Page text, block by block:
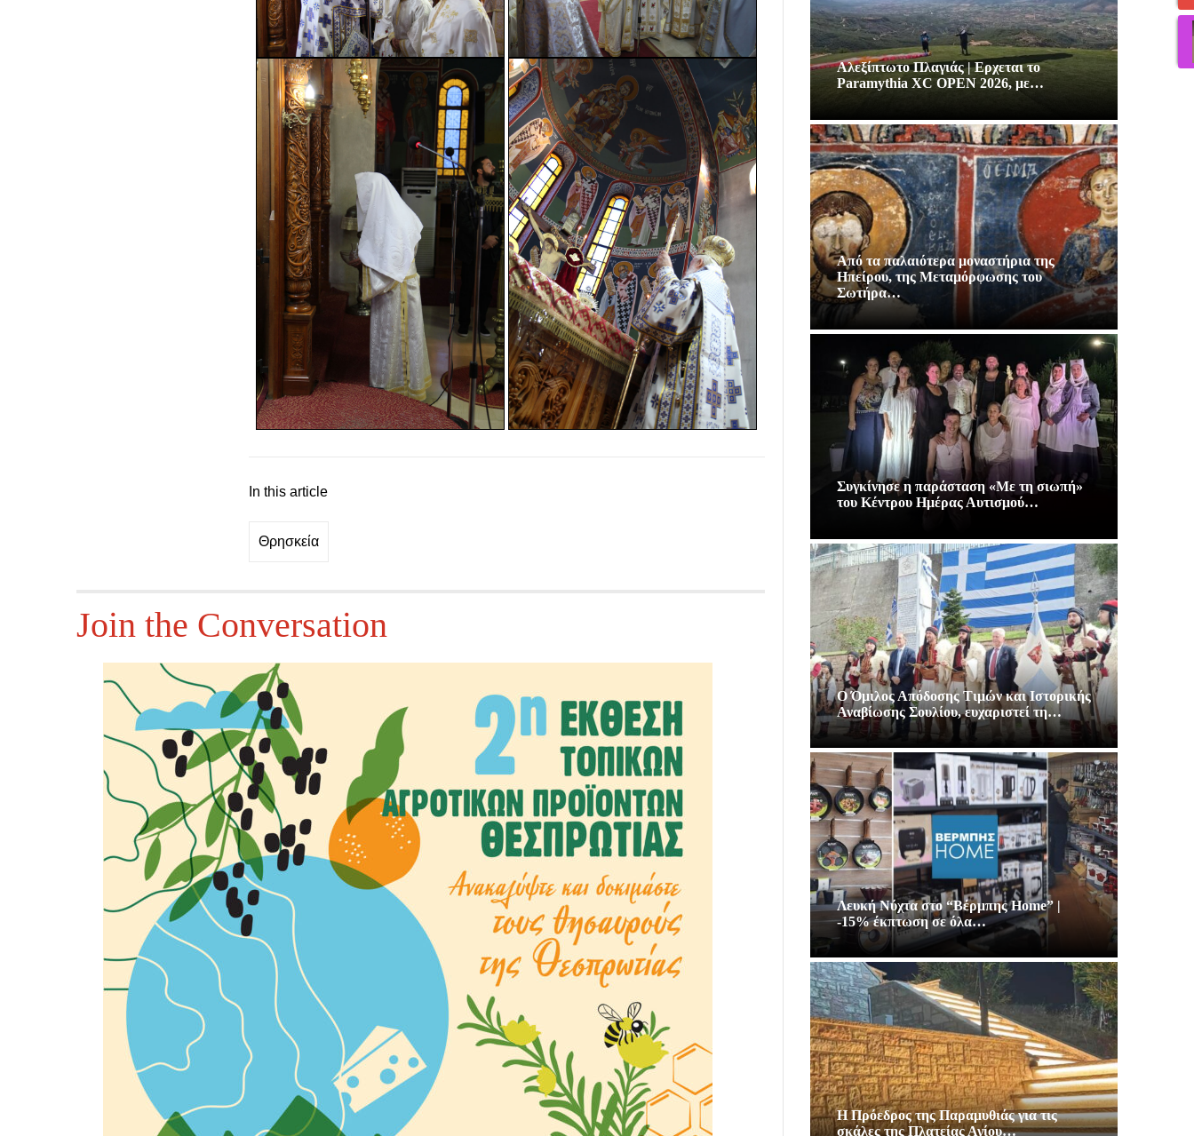
In this article
Θρησκεία
Join the Conversation
Αλεξίπτωτο Πλαγιάς | Ερχεται το
Paramythia XC OPEN 2026, με…
Από τα παλαιότερα μοναστήρια της
Ηπείρου, της Μεταμόρφωσης του
Σωτήρα…
Συγκίνησε η παράσταση «Με τη σιωπή»
του Κέντρου Ημέρας Αυτισμού…
Ο Όμιλος Απόδοσης Τιμών και Ιστορικής
Αναβίωσης Σουλίου, ευχαριστεί τη…
Λευκή Νύχτα στο “Βέρμπης Home” |
-15% έκπτωση σε όλα…
Η Πρόεδρος της Παραμυθιάς για τις
σκάλες της Πλατείας Αγίου…